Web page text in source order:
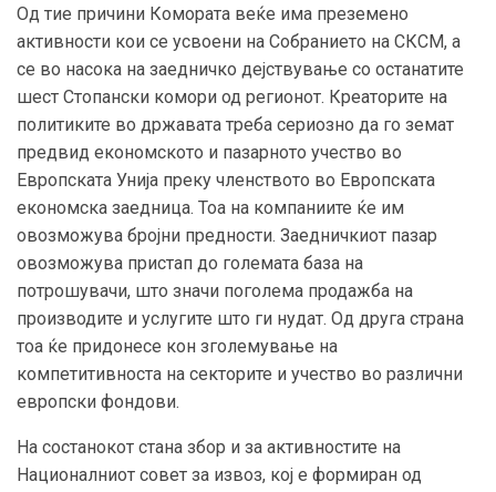
Од тие причини Комората веќе има преземено
активности кои се усвоени на Собранието на СКСМ, а
се во насока на заедничко дејствување со останатите
шест Стопански комори од регионот. Креаторите на
политиките во државата треба сериозно да го земат
предвид економското и пазарното учество во
Европската Унија преку членството во Европската
економска заедница. Тоа на компаниите ќе им
овозможува бројни предности. Заедничкиот пазар
овозможува пристап до големата база на
потрошувачи, што значи поголема продажба на
производите и услугите што ги нудат. Од друга страна
тоа ќе придонесе кон зголемување на
компетитивноста на секторите и учество во различни
европски фондови.
На состанокот стана збор и за активностите на
Националниот совет за извоз, кој е формиран од